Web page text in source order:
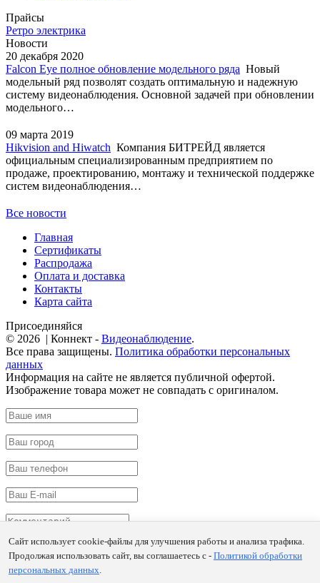
Прайсы
Ретро электрика
Новости
20 декабря 2020
Falcon Eye полное обновление модельного ряда Новый
модельный ряд позволят создать оптимальную и надежную
систему видеонаблюдения. Основной задачей при обновлении
модельного…
09 марта 2019
Hikvision and Hiwatch Компания БИТРЕЙД является
официальным специализированным предприятием по
продаже, проектированию, монтажу и технической поддержке
систем видеонаблюдения…
Все новости
Главная
Сертификаты
Распродажа
Оплата и доставка
Контакты
Карта сайта
Присоединяйся
© 2026 | Коннект - Видеонаблюдение.
Все права защищены. Политика обработки персональных
данных
Информация на сайте не является публичной офертой.
Изображение товара может не совпадать с оригиналом.
Заказать
Сайт использует cookie-файлы для улучшения работы и анализа трафика.
Продолжая использовать сайт, вы соглашаетесь с - Политикой обработки
персональных данных.